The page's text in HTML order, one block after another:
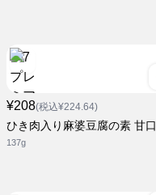
¥208(税込¥224.64)
ひき肉入り麻婆豆腐の素 甘口
137g